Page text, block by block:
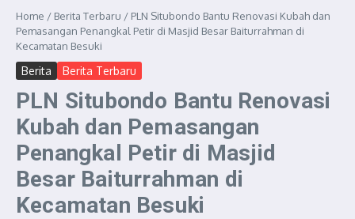
Home / Berita Terbaru / PLN Situbondo Bantu Renovasi Kubah dan
Pemasangan Penangkal Petir di Masjid Besar Baiturrahman di
Kecamatan Besuki
Berita Berita Terbaru
PLN Situbondo Bantu Renovasi
Kubah dan Pemasangan
Penangkal Petir di Masjid
Besar Baiturrahman di
Kecamatan Besuki